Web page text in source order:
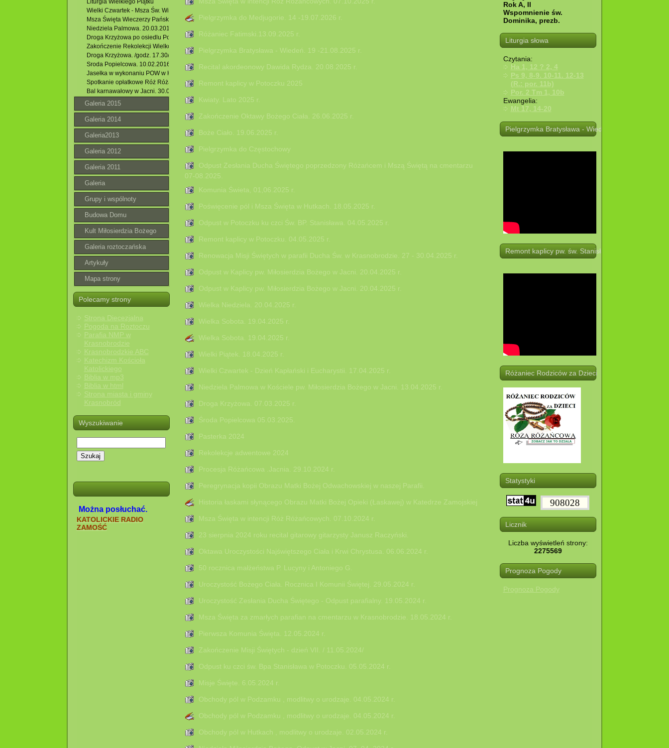
Liturgia Wielkiego Piątku
Wielki Czwartek - Msza Św. Wieczerzy Pańskiej
Msza Święta Wieczerzy Pańskiej
Niedziela Palmowa. 20.03.2016 r.
Droga Krzyżowa po osiedlu Podzamek. 18.03.2016 r.
Zakończenie Rekolekcji Wielkopostnych. /godz.11.00/
Droga Krzyżowa. /godz. 17.30/
Sroda Popielcowa. 10.02.2016 r.
Jasełka w wykonaniu POW w Krasnobrodzie.
Spotkanie opłatkowe Róż Różańcowych . 02.01.2016 r.
Bal karnawałowy w Jacni. 30.01.2016 r.
Galeria 2015
Galeria 2014
Galeria2013
Galeria 2012
Galeria 2011
Galeria
Grupy i wspólnoty
Budowa Domu
Parafialnego
Kult Miłosierdzia Bożego
Galeria roztoczańska
Artykuły
Mapa strony
Polecamy strony
Strona Diecezjalna
Pogoda na Roztoczu
Parafia NMP w
Krasnobrodzie
Krasnobrodzkie ABC
Katechizm Kościoła
Katolickiego
Biblia w mp3
Biblia w html
Strona miasta i gminy
Krasnobród
Wyszukiwanie
Szukaj
Można posłuchać.
KATOLICKIE RADIO
ZAMOŚĆ
Pielgrzymka do Medjugorie. 14 -19.07.2026 r.
Różaniec Fatimski.13.09.2025 r.
Pielgrzymka Bratysława - Wiedeń. 19 -21.08.2025 r.
Recital akordeonowy Dawida Rydza. 20.08.2025 r.
Remont kaplicy w Potoczku 2025
Kwiaty. Lato 2025 r.
Zakończenie Oktawy Bożego Ciała. 26.06.2025 r.
Boże Ciało. 19.06.2025 r.
Pielgrzymka do Częstochowy
Odpust Zesłania Ducha Świętego poprzedzony Różańcem i Mszą Świętą na cmentarzu
07-08.2025.
Komunia Świeta, 01,06.2025 r.
Poświęcenie pól i Msza Święta w Hutkach. 18.05.2025 r.
Odpust w Potoczku ku czci Św. BP. Stanisława. 04.05.2025 r.
Remont kaplicy w Potoczku. 04.05.2025 r.
Renowacja Misji Świętych w parafii Ducha Św. w Krasnobrodzie. 27 - 30.04.2025 r.
Odpust w Kaplicy pw. Miłosierdzia Bożego w Jacni. 20.04.2025 r.
Odpust w Kaplicy pw. Miłosierdzia Bożego w Jacni. 20.04.2025 r.
Wielka Niedziela. 20.04.2025 r.
Wielka Sobota. 19.04.2025 r.
Wielka Sobota. 19.04.2025 r.
Wielki Piątek. 18.04.2025 r.
Wielki Czwartek - Dzień Kapłański i Eucharystii. 17.04.2025 r.
Niedziela Palmowa w Kościele pw. Miłosierdzia Bożego w Jacni. 13.04.2025 r.
Droga Krzyżowa. 07.03.2025 r.
Środa Popielcowa 05.03.2025.
Pasterka 2024
Rekolekcje adwentowe 2024
Procesja Różańcowa .Jacnia. 29.10.2024 r.
Peregrynacja kopii Obrazu Matki Bożej Odwachowskiej w naszej Parafii.
Historia łaskami słynącego Obrazu Matki Bożej Opieki (Łaskawej) w Katedrze Zamojskiej
Msza Święta w intencji Róż Różańcowych. 07.10.2024 r.
23 sierpnia 2024 roku recital gitarowy gitarzysty Janusz Raczyński.
Oktawa Uroczystości Najświętszego Ciała i Krwi Chrystusa. 06.06.2024 r.
50 rocznica małżeństwa P. Lucyny i Antoniego G.
Uroczystość Bożego Ciała. Rocznica I Komunii Świętej. 29.05.2024 r.
Uroczystość Zesłania Ducha Świętego - Odpust parafialny. 19.05.2024 r.
Msza Święta za zmarłych parafian na cmentarzu w Krasnobrodzie. 18.05.2024 r.
Pierwsza Komunia Święta. 12.05.2024 r.
Zakończenie Misji Świętych - dzień VII. / 11.05.2024/
Odpust ku czci św. Bpa Stanisława w Potoczku. 05.05.2024 r.
Misje Święte. 6.05.2024 r.
Obchody pól w Podzamku , modlitwy o urodzaje. 04.05.2024 r.
Obchody pól w Podzamku , modlitwy o urodzaje. 04.05.2024 r.
Obchody pól w Hutkach , modlitwy o urodzaje. 02.05.2024 r.
Rok A, II
Wspomnienie św.
Dominika, prezb.
Liturgia słowa
Czytania:
Ha 1, 12 ? 2, 4
Ps 9, 8-9. 10-11. 12-13
(R.: por. 11b)
Por. 2 Tm 1, 10b
Ewangelia:
Mt 17, 14-20
Pielgrzymka Bratysława - Wiedeń. 19 -21.08.2025 r.
Remont kaplicy pw. św. Stanisława w Potoczku
Różaniec Rodziców za Dzieci
Statystyki
908028
Licznik
Liczba wyświetleń strony:
2275569
Prognoza Pogody
Prognoza Pogody